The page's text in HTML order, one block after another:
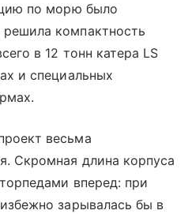
по морю было
компактность
в 12 тонн катера LS
и специальных
весьма
Скромная длина корпуса
вперед: при
зарывалась бы в